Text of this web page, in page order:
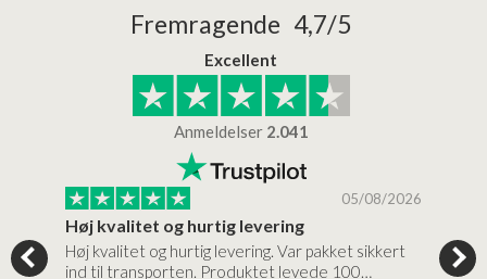
Fremragende 4,7/5
Excellent
Anmeldelser 2.041
05/08/2026
Høj kvalitet og hurtig levering
Høj kvalitet og hurtig levering. Var pakket sikkert
ind til transporten. Produktet levede 100…